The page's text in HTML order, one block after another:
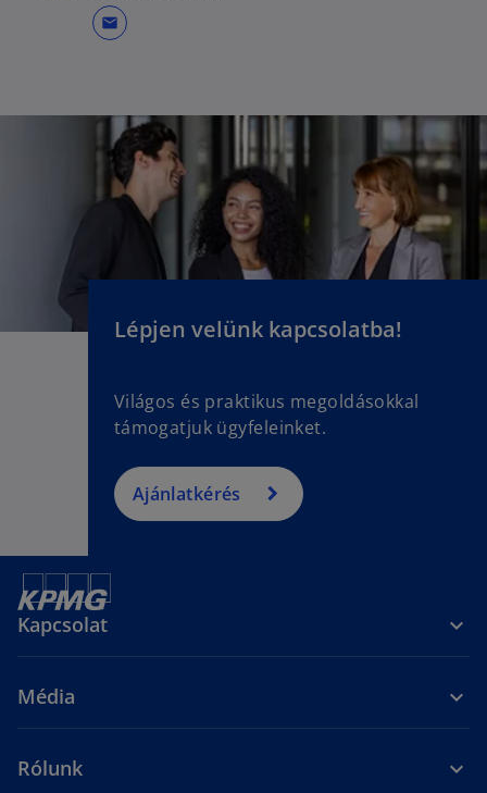
mail
Lépjen velünk kapcsolatba!
Világos és praktikus megoldásokkal
támogatjuk ügyfeleinket.
Ajánlatkérés
Kapcsolat
Média
Rólunk